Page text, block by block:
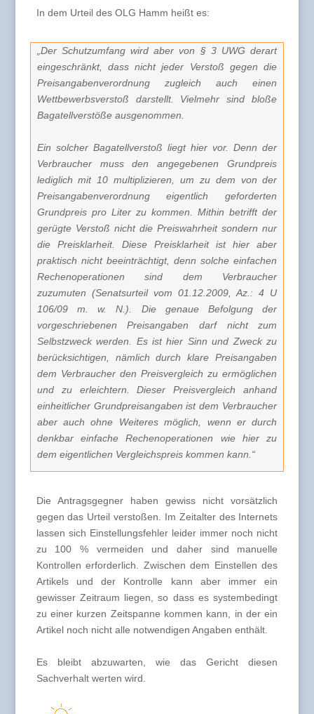
In dem Urteil des OLG Hamm heißt es:
„Der Schutzumfang wird aber von § 3 UWG derart
eingeschränkt, dass nicht jeder Verstoß gegen die
Preisangabenverordnung zugleich auch einen
Wettbewerbsverstoß darstellt. Vielmehr sind bloße
Bagatellverstöße ausgenommen.
Ein solcher Bagatellverstoß liegt hier vor. Denn der
Verbraucher muss den angegebenen Grundpreis
lediglich mit 10 multiplizieren, um zu dem von der
Preisangabenverordnung eigentlich geforderten
Grundpreis pro Liter zu kommen. Mithin betrifft der
gerügte Verstoß nicht die Preiswahrheit sondern nur
die Preisklarheit. Diese Preisklarheit ist hier aber
praktisch nicht beeinträchtigt, denn solche einfachen
Rechenoperationen sind dem Verbraucher
zuzumuten (Senatsurteil vom 01.12.2009, Az.: 4 U
106/09 m. w. N.). Die genaue Befolgung der
vorgeschriebenen Preisangaben darf nicht zum
Selbstzweck werden. Es ist hier Sinn und Zweck zu
berücksichtigen, nämlich durch klare Preisangaben
dem Verbraucher den Preisvergleich zu ermöglichen
und zu erleichtern. Dieser Preisvergleich anhand
einheitlicher Grundpreisangaben ist dem Verbraucher
aber auch ohne Weiteres möglich, wenn er durch
denkbar einfache Rechenoperationen wie hier zu
dem eigentlichen Vergleichspreis kommen kann.“
Die Antragsgegner haben gewiss nicht vorsätzlich
gegen das Urteil verstoßen. Im Zeitalter des Internets
lassen sich Einstellungsfehler leider immer noch nicht
zu 100 % vermeiden und daher sind manuelle
Kontrollen erforderlich. Zwischen dem Einstellen des
Artikels und der Kontrolle kann aber immer ein
gewisser Zeitraum liegen, so dass es systembedingt
zu einer kurzen Zeitspanne kommen kann, in der ein
Artikel noch nicht alle notwendigen Angaben enthält.
Es bleibt abzuwarten, wie das Gericht diesen
Sachverhalt werten wird.